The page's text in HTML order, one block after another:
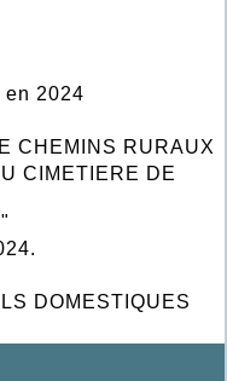
en 2024
CHEMINS RURAUX
CIMETIERE DE
DOMESTIQUES